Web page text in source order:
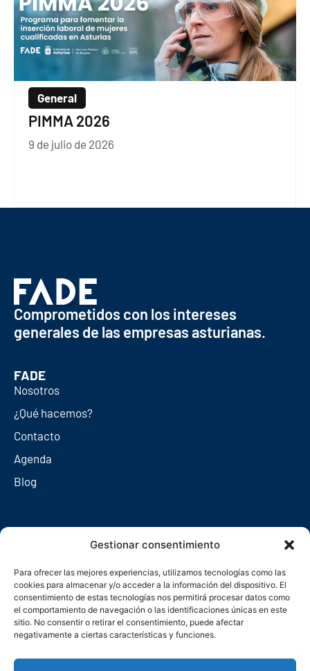
Gestionar consentimiento
Para ofrecer las mejores experiencias, utilizamos tecnologías como las
cookies para almacenar y/o acceder a la información del dispositivo. El
consentimiento de estas tecnologías nos permitirá procesar datos como
el comportamiento de navegación o las identificaciones únicas en este
sitio. No consentir o retirar el consentimiento, puede afectar
negativamente a ciertas características y funciones.
General
PIMMA 2026
9 de julio de 2026
Comprometidos con los intereses
generales de las empresas asturianas.
FADE
Nosotros
¿Qué hacemos?
Contacto
Agenda
Blog
Redes sociales